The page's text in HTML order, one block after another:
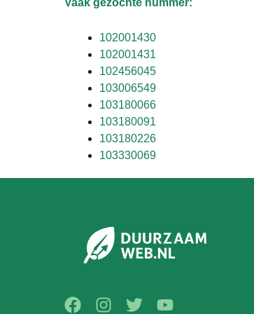
Vaak gezochte nummer:
102001430
102001431
102456045
103006549
103180066
103180091
103180226
103330069